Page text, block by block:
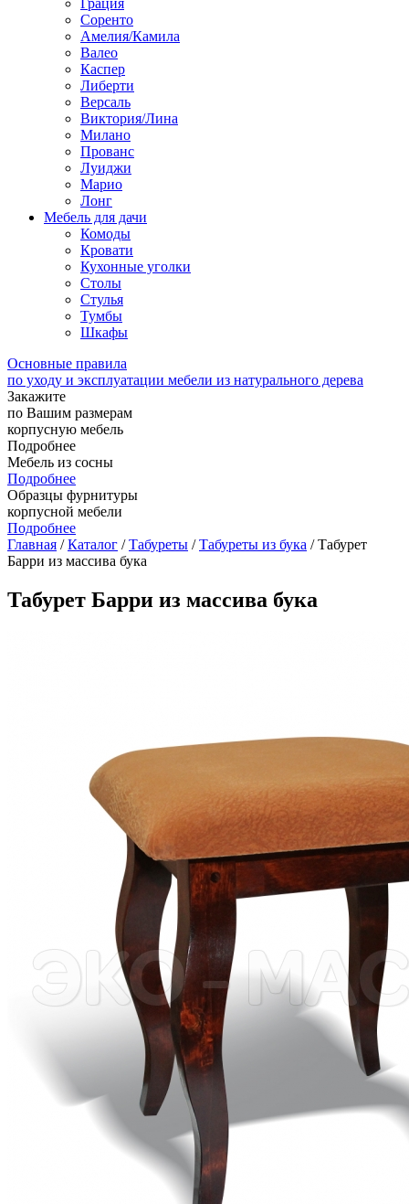
Грация
Соренто
Амелия/Камила
Валео
Каспер
Либерти
Версаль
Виктория/Лина
Милано
Прованс
Луиджи
Марио
Лонг
Мебель для дачи
Комоды
Кровати
Кухонные уголки
Столы
Стулья
Тумбы
Шкафы
Основные правила
по уходу и эксплуатации мебели из натурального дерева
Закажите
по Вашим размерам
корпусную мебель
Подробнее
Мебель из сосны
Подробнее
Образцы фурнитуры
корпусной мебели
Подробнее
Главная /Каталог /Табуреты /Табуреты из бука / Табурет
Барри из массива бука
Табурет Барри из массива бука